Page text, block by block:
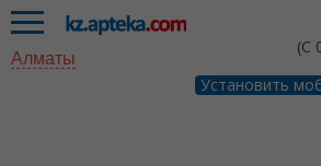
(С
Установить
Алматы